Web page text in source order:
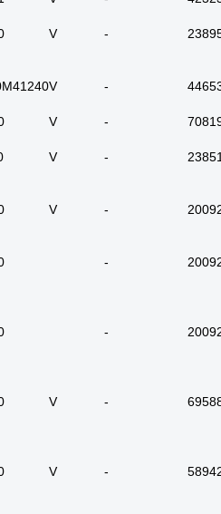
carcinoom
09. alle dubieus
10. alle micro-
11. alle carcinoma in
13. alle tumoren
basaalcelcarcinomen
V -
V -
V -
V -
V -
-
-
V -
V -